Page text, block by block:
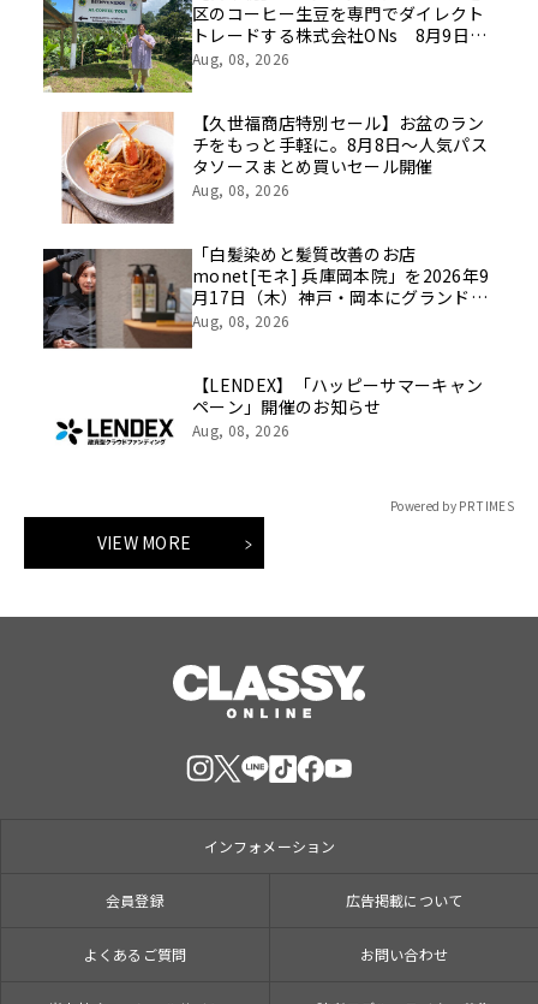
区のコーヒー生豆を専門でダイレクト
トレードする株式会社ONs 8月9日
(日)に稲田堤で初のポップアップイベ
Aug, 08, 2026
【久世福商店特別セール】お盆のラン
チをもっと手軽に。8月8日～人気パス
タソースまとめ買いセール開催
Aug, 08, 2026
「白髪染めと髪質改善のお店
monet[モネ] 兵庫岡本院」を2026年9
月17日（木）神戸・岡本にグランドオ
ープン｜monet兵庫県初出店
Aug, 08, 2026
【LENDEX】「ハッピーサマーキャン
ペーン」開催のお知らせ
Aug, 08, 2026
Powered by PR TIMES
VIEW MORE
インフォメーション
会員登録 広告掲載について
よくあるご質問 お問い合わせ